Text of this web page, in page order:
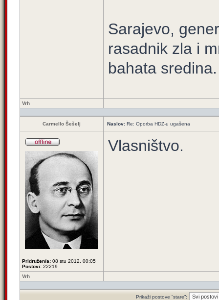
Sarajevo,
rasadnik zla i
bahata sredina.
Vrh
Carmello Šešelj Naslov: Re: Oporba HDZ-u ugašena
Pridružen/a: 08 stu 2012, 00:05
Postovi: 22219
Vlasništvo.
Vrh
Prikaži postove “stare”: